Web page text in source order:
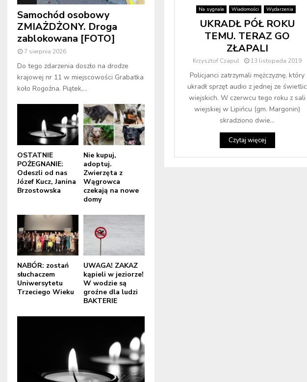
Na sygnale Wiadomości Wydarzenia
UKRADŁ PÓŁ ROKU
TEMU. TERAZ GO
ZŁAPALI
Krzysztof Czapul 13 listopada 2019
Policjanci zatrzymali mężczyznę, który
ukradł sprzęt audio z jednej ze świetlic
wiejskich. W czerwcu tego roku z sali
wiejskiej w Lipińcu (gm. Margonin)
skradziono dwie...
Czytaj więcej
Samochód osobowy
ZMIAŻDŻONY. Droga
zablokowana [FOTO]
7 sierpnia 2026
Do tego zdarzenia doszło na drodze
krajowej nr 11 w miejscowości Grabatka
koło Rogoźna. Piątek,...
OSTATNIE
POŻEGNANIE:
Odeszli od nas
Józef Kucz, Janina
Brzostowska
Nie kupuj,
adoptuj.
Zwierzęta z
Wągrowca
czekają na nowe
domy
NABÓR: zostań
słuchaczem
Uniwersytetu
Trzeciego Wieku
UWAGA! ZAKAZ
kąpieli w jeziorze!
W wodzie są
groźne dla ludzi
BAKTERIE